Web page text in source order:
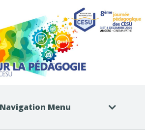
Navigation Menu